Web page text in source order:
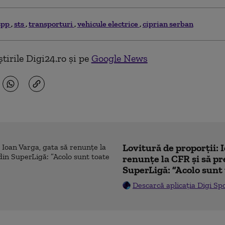
sts transporturi vehicule electrice ciprian serban
Digi24.ro și pe Google News
Lovitură de proporții:
renunțe la CFR și să
SuperLigă: ”Acolo
Descarcă aplicația Digi